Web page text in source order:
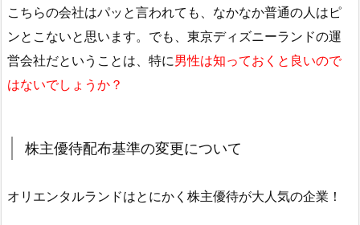
こちらの会社はパッと言われても、なかなか普通の人はピ
ンとこないと思います。でも、東京ディズニーランドの運
営会社だということは、特に男性は知っておくと良いので
はないでしょうか？
株主優待配布基準の変更について
オリエンタルランドはとにかく株主優待が大人気の企業！